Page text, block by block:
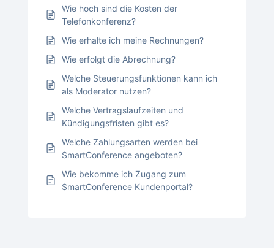
Wie hoch sind die Kosten der
Telefonkonferenz?
Wie erhalte ich meine Rechnungen?
Wie erfolgt die Abrechnung?
Welche Steuerungsfunktionen kann ich
als Moderator nutzen?
Welche Vertragslaufzeiten und
Kündigungsfristen gibt es?
Welche Zahlungsarten werden bei
SmartConference angeboten?
Wie bekomme ich Zugang zum
SmartConference Kundenportal?